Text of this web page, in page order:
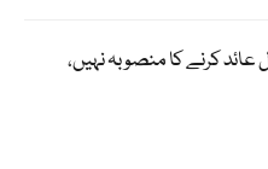
عائد کرنے کا منصوبہ نہیں،